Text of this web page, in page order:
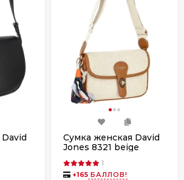
Сумка женская David
Jones 8321 beige
1
+165 БАЛЛОВ!